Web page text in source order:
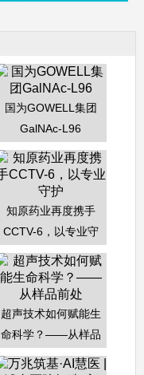
国为GOWELL集团
GalNAc-L96
知原药业再度携手
CCTV-6，以专业守
护
超声技术如何赋能生
命科学？——从样品
前处